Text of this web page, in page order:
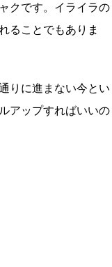
クです。イライラの
ることでもありま
りに進まない今とい
アップすればいいの